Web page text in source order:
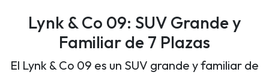
Lynk & Co 09: SUV Grande y
Familiar de 7 Plazas
El Lynk & Co 09 es un SUV grande y familiar de